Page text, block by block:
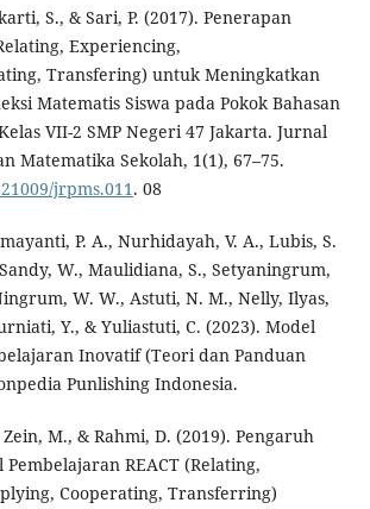
S., & Sari, P. (2017). Penerapan
Experiencing,
Transfering) untuk Meningkatkan
Matematis Siswa pada Pokok Bahasan
VII-2 SMP Negeri 47 Jakarta. Jurnal
Matematika Sekolah, 1(1), 67–75.
jrpms.011. 08
P. A., Nurhidayah, V. A., Lubis, S.
W., Maulidiana, S., Setyaningrum,
W. W., Astuti, N. M., Nelly, Ilyas,
Y., & Yuliastuti, C. (2023). Model
Inovatif (Teori dan Panduan
Punlishing Indonesia.
M., & Rahmi, D. (2019). Pengaruh
REACT (Relating,
Cooperating, Transferring)